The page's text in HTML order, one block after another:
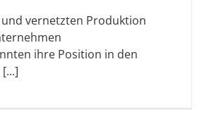
vernetzten Produktion
ihre Position in den